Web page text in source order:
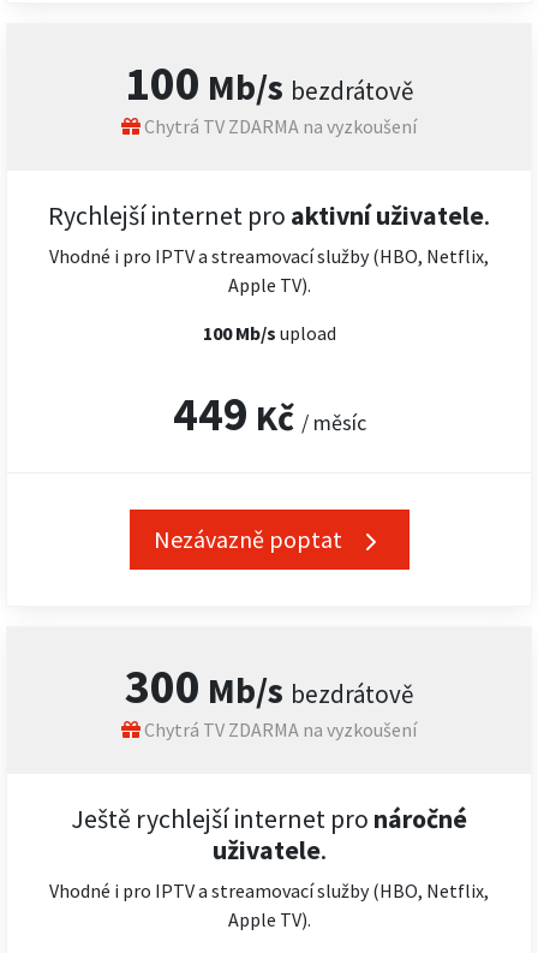
100 Mb/s bezdrátově
Chytrá TV ZDARMA na vyzkoušení
Rychlejší internet pro aktivní uživatele.
Vhodné i pro IPTV a streamovací služby (HBO, Netflix,
Apple TV).
100 Mb/s upload
449 Kč / měsíc
Nezávazně poptat
300 Mb/s bezdrátově
Chytrá TV ZDARMA na vyzkoušení
Ještě rychlejší internet pro náročné
uživatele.
Vhodné i pro IPTV a streamovací služby (HBO, Netflix,
Apple TV).